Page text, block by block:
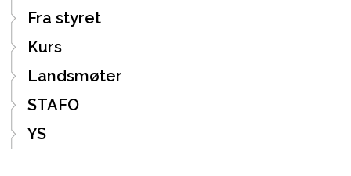
Fra styret
Kurs
Landsmøter
STAFO
YS